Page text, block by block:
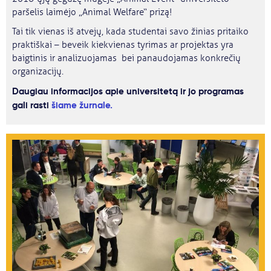
paršelis laimėjo „Animal Welfare“ prizą!
Tai tik vienas iš atvejų, kada studentai savo žinias pritaiko
praktiškai – beveik kiekvienas tyrimas ar projektas yra
baigtinis ir analizuojamas bei panaudojamas konkrečių
organizacijų.
Daugiau informacijos apie universitetą ir jo programas
gali rasti šiame žurnale.